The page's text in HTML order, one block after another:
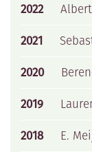
2022
2021
2020
2019
2018
E.